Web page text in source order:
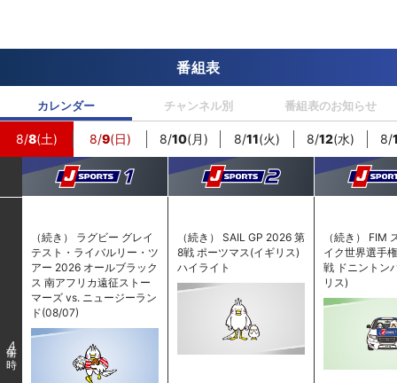
番組表
カレンダー チャンネル別 番組表のお知らせ
8/8(土) 8/9(日) 8/10(月) 8/11(火) 8/12(水) 8/
4
（続き） ラグビー グレイ
テスト・ライバルリー・ツ
アー 2026 オールブラック
ス 南アフリカ遠征ストー
マーズ vs. ニュージーラン
ド(08/07)
（続き） SAIL GP 2026 第
8戦 ポーツマス(イギリス)
ハイライト
（続き） FIM
イク世界選手
戦 ドニントン
リス)